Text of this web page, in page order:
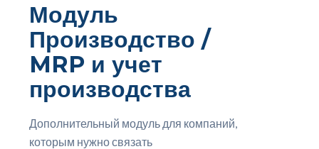
Модуль
Производство /
MRP и учет
производства
Дополнительный модуль для компаний,
которым нужно связать